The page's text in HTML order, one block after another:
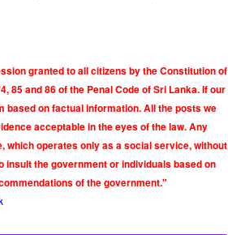
granted to all citizens by the Constitution of
85 and 86 of the Penal Code of Sri Lanka. If our
on factual information. All the posts we
acceptable in the eyes of the law. Any
which operates only as a social service, without
insult the government or individuals based on
of the government."